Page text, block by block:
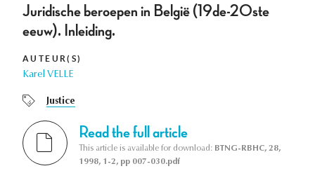
Juridische beroepen in België (19de-20ste
eeuw). Inleiding.
AUTEUR(S)
Karel VELLE
Justice
Read the full article
This article is available for download: BTNG-RBHC, 28,
1998, 1-2, pp 007-030.pdf